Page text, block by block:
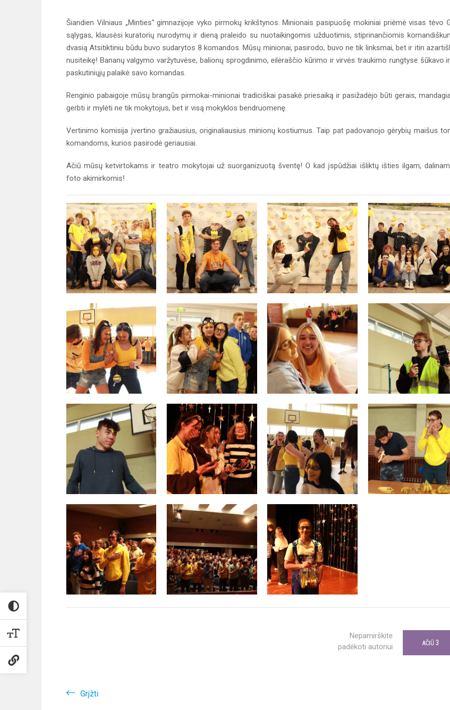
Šiandien Vilniaus „Minties“ gimnazijoje vyko pirmokų krikštynos. Minionais pasipuošę mokiniai priėmė visas tėvo
sąlygas, klausėsi kuratorių nurodymų ir dieną praleido su nuotaikingomis užduotimis, stiprinančiomis
dvasią Atsitiktiniu būdu buvo sudarytos 8 komandos. Mūsų minionai, pasirodo, buvo ne tik linksmai, bet ir itin
nusiteikę! Bananų valgymo varžytuvėse, balionų sprogdinimo, eilėraščio kūrimo ir virvės traukimo rungtyse šūkavo
paskutiniųjų palaikė savo komandas.
Renginio pabaigoje mūsų brangūs pirmokai-minionai tradiciškai pasakė priesaiką ir pasižadėjo būti gerais,
gerbti ir mylėti ne tik mokytojus, bet ir visą mokyklos bendruomenę.
Vertinimo komisija įvertino gražiausius, originaliausius minionų kostiumus. Taip pat padovanojo gėrybių maišus
komandoms, kurios pasirodė geriausiai.
Ačiū mūsų ketvirtokams ir teatro mokytojai už suorganizuotą šventę! O kad įspūdžiai išliktų išties ilgam,
foto akimirkomis!
Nepamirškite
padėkoti autoriui
AČIŪ 3
Grįžti